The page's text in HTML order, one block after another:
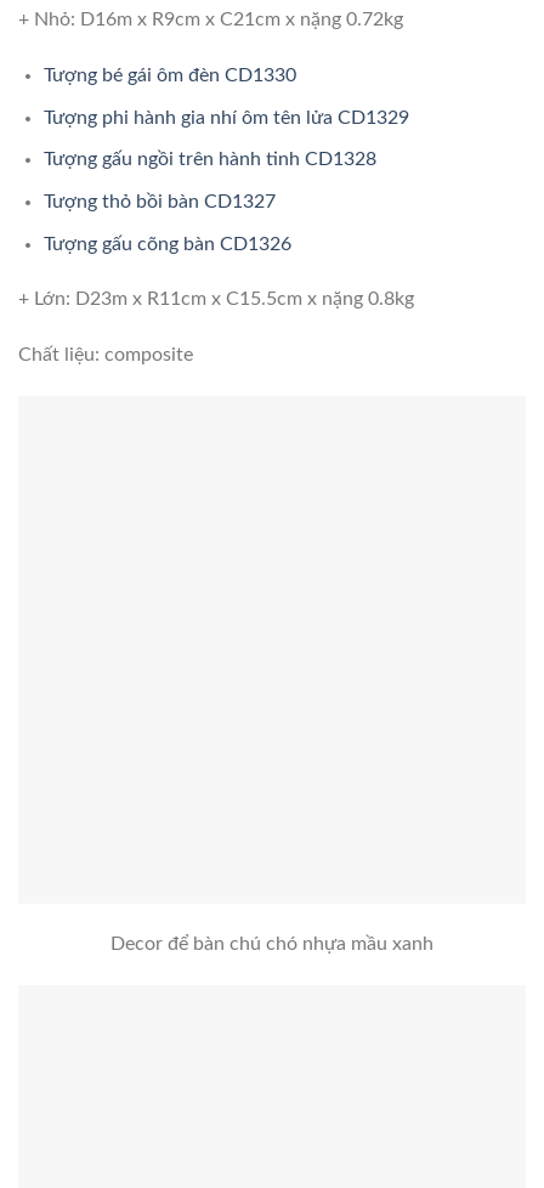
+ Nhỏ: D16m x R9cm x C21cm x nặng 0.72kg
Tượng bé gái ôm đèn CD1330
Tượng phi hành gia nhí ôm tên lửa CD1329
Tượng gấu ngồi trên hành tinh CD1328
Tượng thỏ bồi bàn CD1327
Tượng gấu cõng bàn CD1326
+ Lớn: D23m x R11cm x C15.5cm x nặng 0.8kg
Chất liệu: composite
Decor để bàn chú chó nhựa mầu xanh